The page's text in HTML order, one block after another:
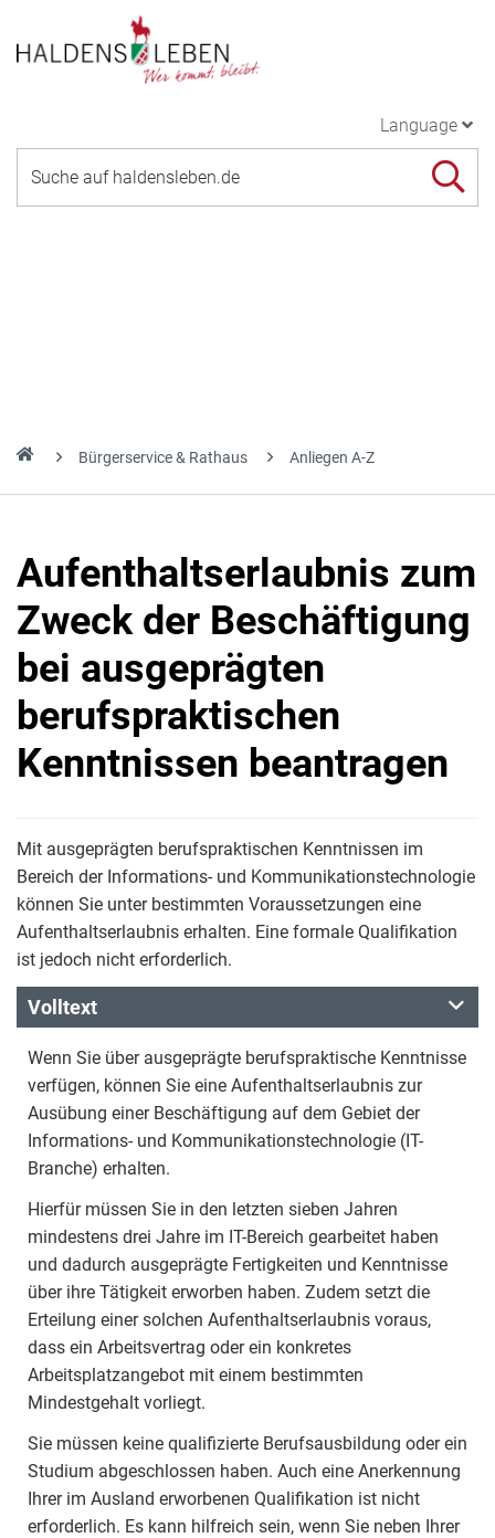
Language
Bürgerservice & Rathaus Anliegen A-Z
Aufenthaltserlaubnis zum
Zweck der Beschäftigung
bei ausgeprägten
berufspraktischen
Kenntnissen beantragen
Mit ausgeprägten berufspraktischen Kenntnissen im
Bereich der Informations- und Kommunikationstechnologie
können Sie unter bestimmten Voraussetzungen eine
Aufenthaltserlaubnis erhalten. Eine formale Qualifikation
ist jedoch nicht erforderlich.
Volltext
Wenn Sie über ausgeprägte berufspraktische Kenntnisse
verfügen, können Sie eine Aufenthaltserlaubnis zur
Ausübung einer Beschäftigung auf dem Gebiet der
Informations- und Kommunikationstechnologie (IT-
Branche) erhalten.
Hierfür müssen Sie in den letzten sieben Jahren
mindestens drei Jahre im IT-Bereich gearbeitet haben
und dadurch ausgeprägte Fertigkeiten und Kenntnisse
über ihre Tätigkeit erworben haben. Zudem setzt die
Erteilung einer solchen Aufenthaltserlaubnis voraus,
dass ein Arbeitsvertrag oder ein konkretes
Arbeitsplatzangebot mit einem bestimmten
Mindestgehalt vorliegt.
Sie müssen keine qualifizierte Berufsausbildung oder ein
Studium abgeschlossen haben. Auch eine Anerkennung
Ihrer im Ausland erworbenen Qualifikation ist nicht
erforderlich. Es kann hilfreich sein, wenn Sie neben Ihrer